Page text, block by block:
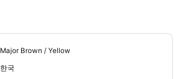
Major Brown / Yellow
한국